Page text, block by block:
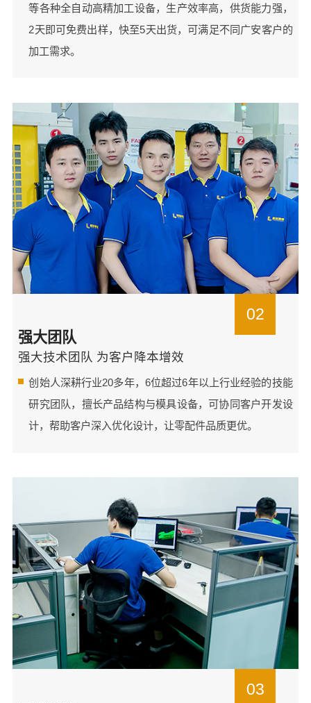
等各种全自动高精加工设备，生产效率高，供货能力强，
2天即可免费出样，快至5天出货，可满足不同广安客户的
加工需求。
02
强大团队
强大技术团队 为客户降本增效
创始人深耕行业20多年，6位超过6年以上行业经验的技能
研究团队，擅长产品结构与模具设备，可协同客户开发设
计，帮助客户深入优化设计，让零配件品质更优。
03